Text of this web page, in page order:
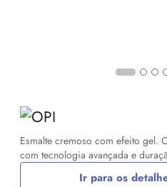
Esmalte cremoso com efeito gel.
com tecnologia avançada e
Ir para os